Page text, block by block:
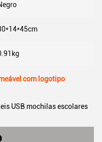
com logotipo
USB mochilas escolares